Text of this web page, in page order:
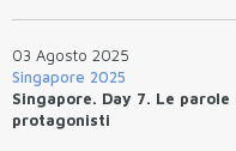
03 Agosto 2025
Singapore 2025
Singapore. Day 7. Le parole
protagonisti